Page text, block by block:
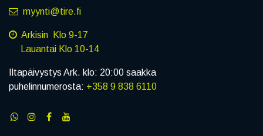
myynti@tire.fi
Arkisin Klo 9-17
Lauantai Klo 10-14
Iltapäivystys Ark. klo: 20:00 saakka
puhelinnumerosta: +358 9 838 6110